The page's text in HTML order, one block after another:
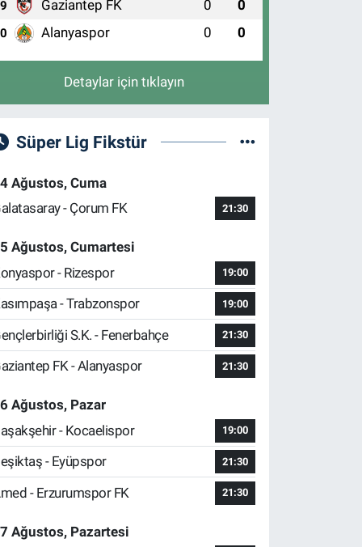
9 Gaziantep FK 0 0
Alanyaspor 0 0
Detaylar için tıklayın
Süper Lig Fikstür
Ağustos, Cuma
- Çorum FK
21:30
Ağustos, Cumartesi
- Rizespor
19:00
- Trabzonspor 19:00
S.K. - Fenerbahçe 21:30
FK - Alanyaspor 21:30
Ağustos, Pazar
- Kocaelispor
19:00
- Eyüpspor 21:30
- Erzurumspor FK 21:30
Ağustos, Pazartesi